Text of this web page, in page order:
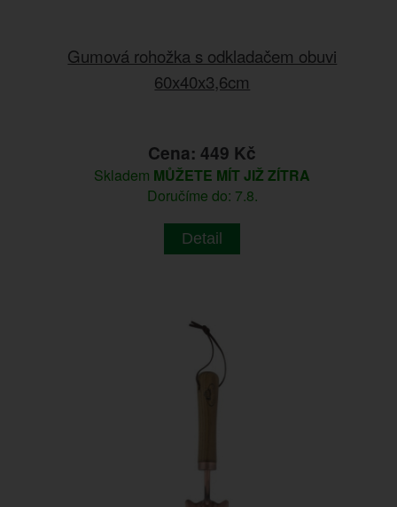
Gumová rohožka s odkladačem obuvi
60x40x3,6cm
Cena: 449 Kč
Skladem MŮŽETE MÍT JIŽ ZÍTRA
Doručíme do: 7.8.
Detail